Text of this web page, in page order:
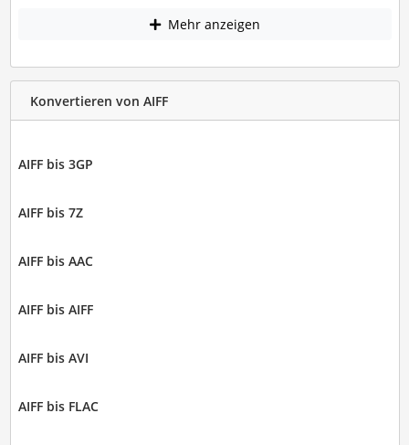
Mehr anzeigen
Konvertieren von AIFF
AIFF bis 3GP
AIFF bis 7Z
AIFF bis AAC
AIFF bis AIFF
AIFF bis AVI
AIFF bis FLAC